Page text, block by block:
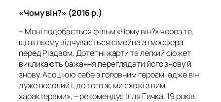
«Чому він?» (2016 р.)
– Мені подобається фільм «Чому він?» через те,
що в ньому відчувається сімейна атмосфера
перед Різдвом. Дотепні жарти та легкий сюжет
викликають бажання переглядати його знову й
знову. Асоціюю себе з головним героєм, адже він
дуже веселий і, до того ж, ми схожі з ним
характерами», – рекомендує Ілля Гичка, 19 років.